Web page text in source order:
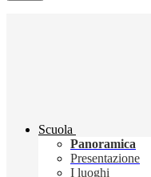
Scuola
Panoramica
Presentazione
I luoghi